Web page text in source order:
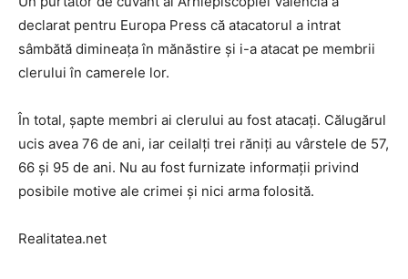
declarat pentru Europa Press că atacatorul a intrat
sâmbătă dimineaţa în mănăstire şi i-a atacat pe membrii
clerului în camerele lor.
În total, şapte membri ai clerului au fost atacaţi. Călugărul
ucis avea 76 de ani, iar ceilalţi trei răniţi au vârstele de 57,
66 şi 95 de ani. Nu au fost furnizate informaţii privind
posibile motive ale crimei şi nici arma folosită.
Realitatea.net